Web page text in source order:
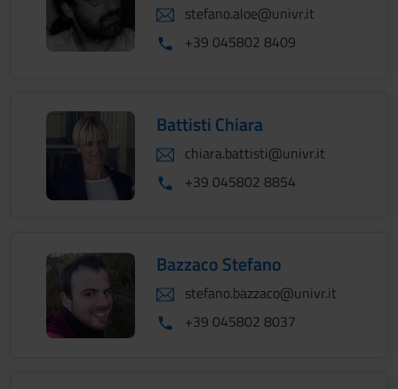
stefano.aloe@univr.it
+39 045802 8409
Battisti Chiara
chiara.battisti@univr.it
+39 045802 8854
Bazzaco Stefano
stefano.bazzaco@univr.it
+39 045802 8037